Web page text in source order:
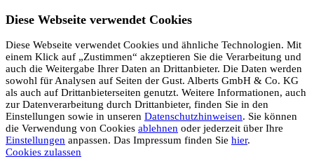
Diese Webseite verwendet Cookies
Diese Webseite verwendet Cookies und ähnliche Technologien. Mit
einem Klick auf „Zustimmen“ akzeptieren Sie die Verarbeitung und
auch die Weitergabe Ihrer Daten an Drittanbieter. Die Daten werden
sowohl für Analysen auf Seiten der Gust. Alberts GmbH & Co. KG
als auch auf Drittanbieterseiten genutzt. Weitere Informationen, auch
zur Datenverarbeitung durch Drittanbieter, finden Sie in den
Einstellungen sowie in unseren Datenschutzhinweisen. Sie können
die Verwendung von Cookies ablehnen oder jederzeit über Ihre
Einstellungen anpassen. Das Impressum finden Sie hier.
Cookies zulassen